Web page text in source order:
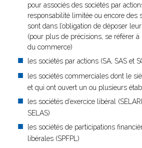
pour associés des sociétés par
responsabilité limitée ou encore des
sont dans l’obligation de déposer
(pour plus de précisions, se référer à
du commerce)
les sociétés par actions (SA, SAS et
les sociétés commerciales dont le
et qui ont ouvert un ou plusieurs
les sociétés d’exercice libéral
SELAS)
les sociétés de participations
libérales (SPFPL)